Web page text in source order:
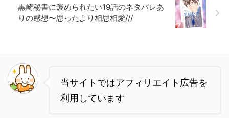
黒崎秘書に褒められたい19話のネタバレあ
りの感想〜思ったより相思相愛///
当サイトではアフィリエイト広告を
利用しています